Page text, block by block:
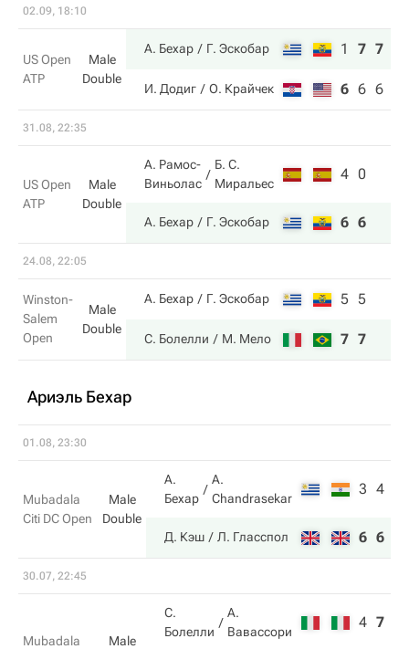
02.09, 18:10
US Open
ATP
Male
Double
А. Бехар Г. Эскобар 1 7 7
И. Додиг О. Крайчек 6 6 6
31.08, 22:35
US Open
ATP
Male
Double
А. Рамос-
Виньолас
Б. С.
Миральес
4 0
А. Бехар Г. Эскобар 6 6
24.08, 22:05
Winston-
Salem
Open
Male
Double
А. Бехар Г. Эскобар 5 5
С. Болелли М. Мело 7 7
Ариэль Бехар
01.08, 23:30
Mubadala
Citi DC Open
Male
Double
А.
Бехар
A.
Chandrasekar
3 4
Д. Кэш Л. Гласспол 6 6
30.07, 22:45
Mubadala
Male
С.
Болелли
А.
Вавассори
4 7